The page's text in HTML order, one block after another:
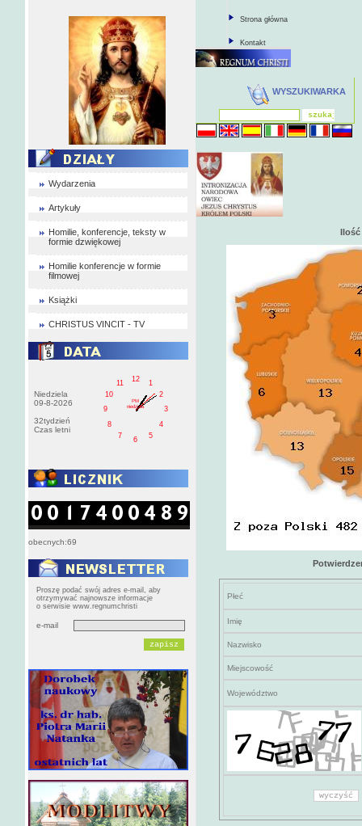
Wydarzenia
Artykuły
Homilie, konferencje, teksty w
formie dzwiękowej
Homilie konferencje w formie
filmowej
Książki
CHRISTUS VINCIT - TV
Niedziela
09-8-2026
32tydzień
Czas letni
1
2
3
4
5
6
7
8
9
10
11
12
PM
niedziela
obecnych:69
Proszę podać swój adres e-mail, aby
otrzymywać najnowsze informacje
o serwisie www.regnumchristi
e-mail
Strona główna
Kontakt
WYSZUKIWARKA
Ilość
Płeć
Imię
Nazwisko
Miejscowość
Województwo